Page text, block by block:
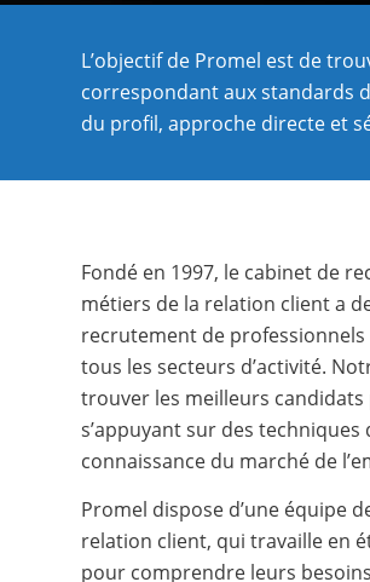
L’objectif de Promel est de
correspondant aux standards
du profil, approche directe et
Fondé en 1997, le cabinet de
métiers de la relation client a
recrutement de
tous les secteurs d’activité.
trouver les meilleurs
s’appuyant sur des
connaissance du marché de
Promel dispose d’une équipe
relation client, qui travaille en
pour comprendre leurs